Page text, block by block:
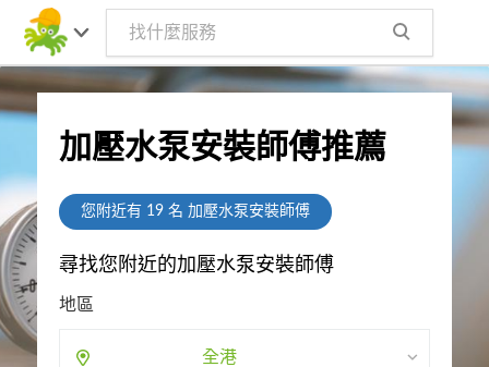
加壓水泵安裝師傅推薦
您附近有 19名 加壓水泵安裝師傅
尋找您附近的加壓水泵安裝師傅
地區
全港